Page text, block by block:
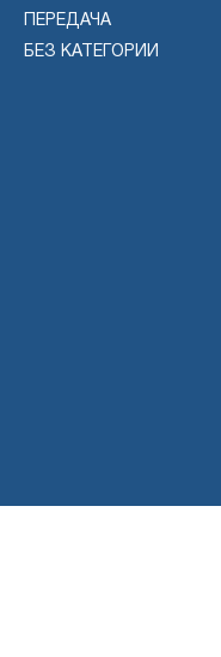
ПЕРЕДАЧА
БЕЗ КАТЕГОРИИ